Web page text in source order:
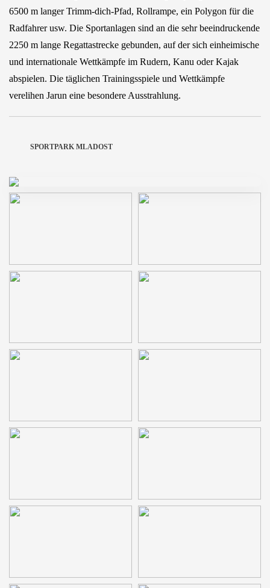
6500 m langer Trimm-dich-Pfad, Rollrampe, ein Polygon für die
Radfahrer usw. Die Sportanlagen sind an die sehr beeindruckende
2250 m lange Regattastrecke gebunden, auf der sich einheimische
und internationale Wettkämpfe im Rudern, Kanu oder Kajak
abspielen. Die täglichen Trainingsspiele und Wettkämpfe
verelihen Jarun eine besondere Ausstrahlung.
SPORTPARK MLADOST